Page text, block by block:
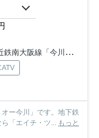
南大阪線「今川」駅 徒歩9分
ー今川」です。地下鉄
「エイチ・ツ...
もっと